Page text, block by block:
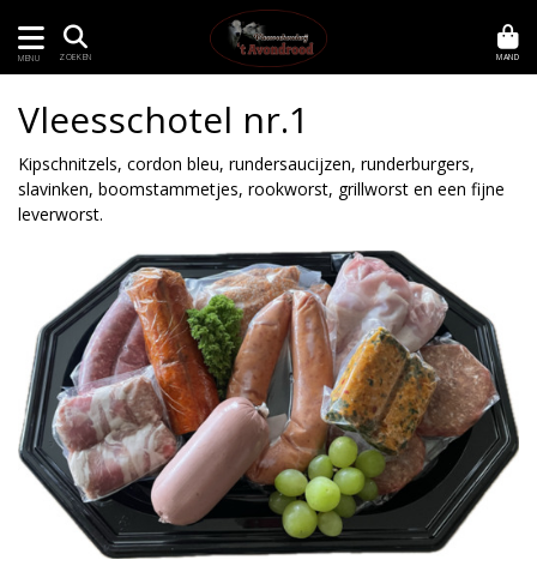
MENU ZOEKEN MAND
Vleesschotel nr.1
Kipschnitzels, cordon bleu, rundersaucijzen, runderburgers,
slavinken, boomstammetjes, rookworst, grillworst en een fijne
leverworst.